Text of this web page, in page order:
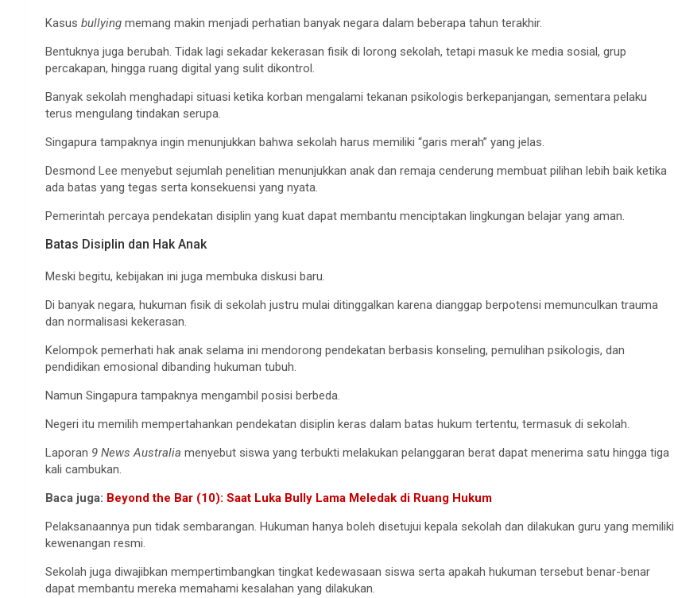
Kasus bullying memang makin menjadi perhatian banyak negara dalam beberapa tahun terakhir.
Bentuknya juga berubah. Tidak lagi sekadar kekerasan fisik di lorong sekolah, tetapi masuk ke media sosial, grup
percakapan, hingga ruang digital yang sulit dikontrol.
Banyak sekolah menghadapi situasi ketika korban mengalami tekanan psikologis berkepanjangan, sementara pelaku
terus mengulang tindakan serupa.
Singapura tampaknya ingin menunjukkan bahwa sekolah harus memiliki “garis merah” yang jelas.
Desmond Lee menyebut sejumlah penelitian menunjukkan anak dan remaja cenderung membuat pilihan lebih baik ketika
ada batas yang tegas serta konsekuensi yang nyata.
Pemerintah percaya pendekatan disiplin yang kuat dapat membantu menciptakan lingkungan belajar yang aman.
Batas Disiplin dan Hak Anak
Meski begitu, kebijakan ini juga membuka diskusi baru.
Di banyak negara, hukuman fisik di sekolah justru mulai ditinggalkan karena dianggap berpotensi memunculkan trauma
dan normalisasi kekerasan.
Kelompok pemerhati hak anak selama ini mendorong pendekatan berbasis konseling, pemulihan psikologis, dan
pendidikan emosional dibanding hukuman tubuh.
Namun Singapura tampaknya mengambil posisi berbeda.
Negeri itu memilih mempertahankan pendekatan disiplin keras dalam batas hukum tertentu, termasuk di sekolah.
Laporan 9 News Australia menyebut siswa yang terbukti melakukan pelanggaran berat dapat menerima satu hingga tiga
kali cambukan.
Baca juga: Beyond the Bar (10): Saat Luka Bully Lama Meledak di Ruang Hukum
Pelaksanaannya pun tidak sembarangan. Hukuman hanya boleh disetujui kepala sekolah dan dilakukan guru yang memiliki
kewenangan resmi.
Sekolah juga diwajibkan mempertimbangkan tingkat kedewasaan siswa serta apakah hukuman tersebut benar-benar
dapat membantu mereka memahami kesalahan yang dilakukan.